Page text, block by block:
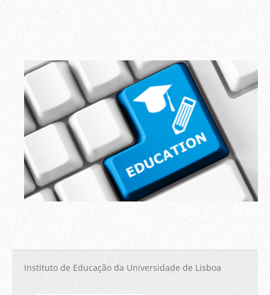
Instituto de Educação da Universidade de Lisboa